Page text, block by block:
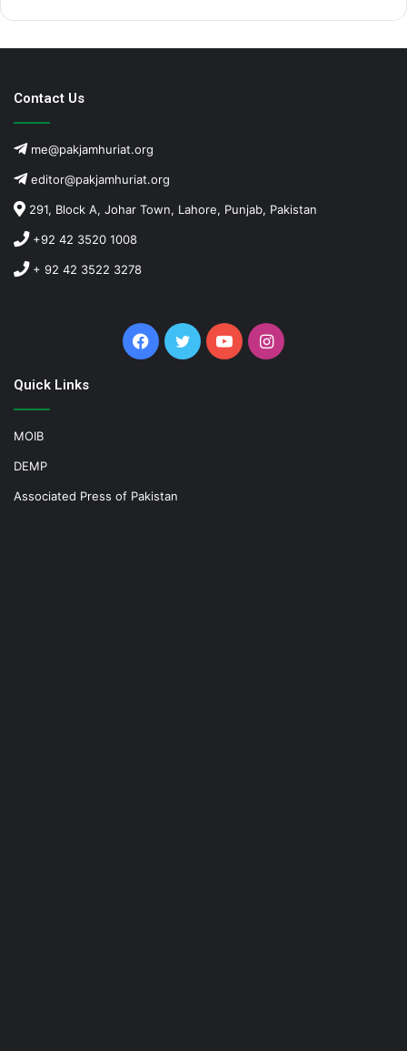
Contact Us
me@pakjamhuriat.org
editor@pakjamhuriat.org
291, Block A, Johar Town, Lahore, Punjab, Pakistan
+92 42 3520 1008
+ 92 42 3522 3278
Facebook
TwitterYouTubeInstagram
Quick Links
MOIB
DEMP
Associated Press of Pakistan